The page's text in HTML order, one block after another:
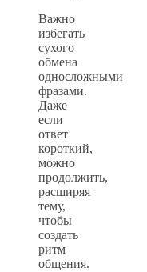
Важно
избегать
сухого
обмена
односложными
фразами.
Даже
если
ответ
короткий,
можно
продолжить,
расширяя
тему,
чтобы
создать
ритм
общения.